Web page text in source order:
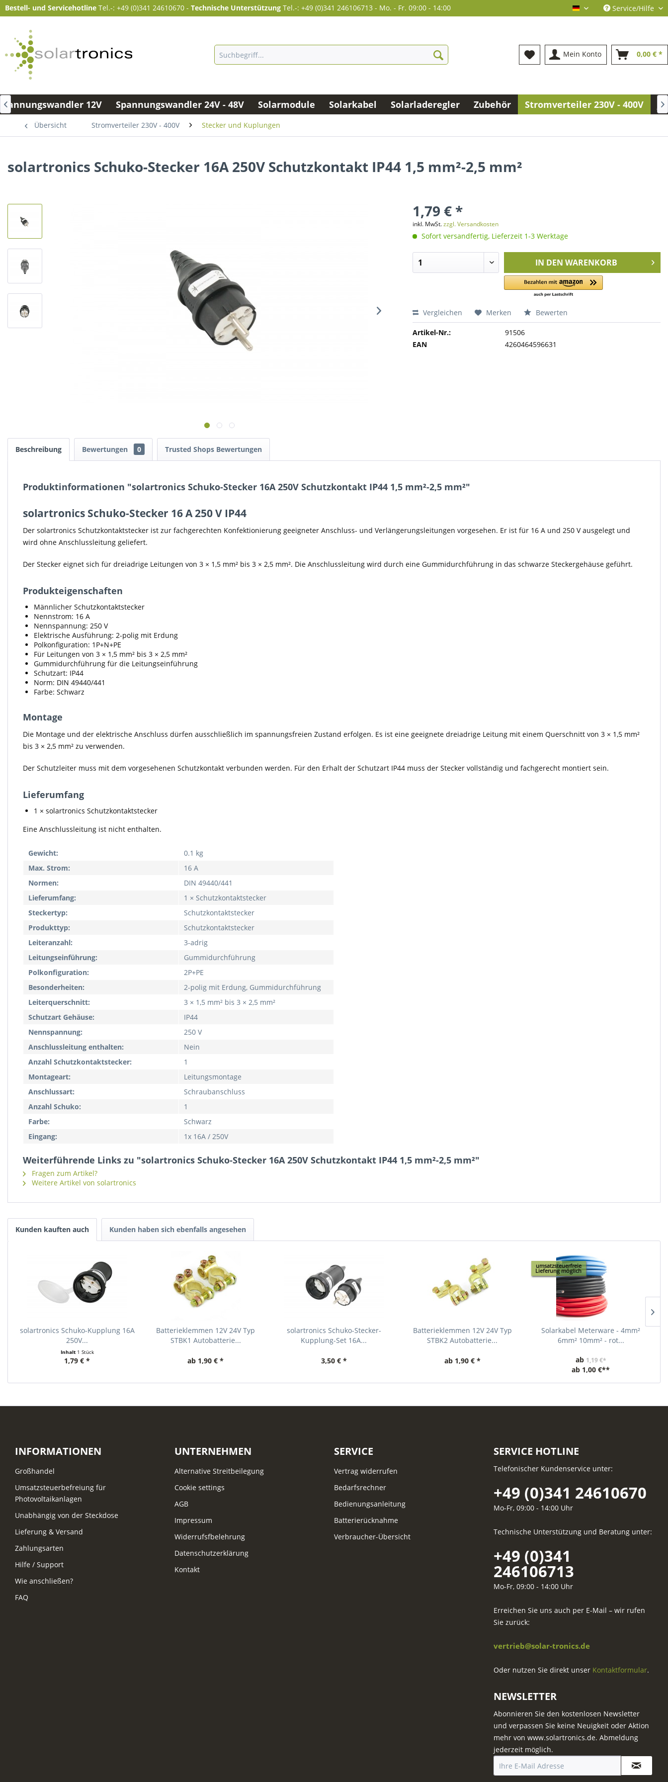
Bestell- und Servicehotline Tel.-: +49 (0)341 24610670 - Technische Unterstützung Tel.-: +49 (0)341 246106713 - Mo. - Fr. 09:00 - 14:00 deutsch Service/Hilfe
Mein Konto 0,00 € *
12V Spannungswandler 24V - 48V Solarmodule Solarkabel Solarladeregler Zubehör Stromverteiler 230V - 400V
 
Übersicht Stromverteiler 230V - 400V Stecker und Kuplungen
solartronics Schuko-Stecker 16A 250V Schutzkontakt IP44 1,5 mm²-2,5 mm²
1,79 € *
inkl. MwSt.zzgl. Versandkosten
Sofort versandfertig, Lieferzeit 1-3 Werktage
IN DEN WARENKORB
Vergleichen Merken Bewerten
Artikel-Nr.:
91506
EAN
4260464596631
Beschreibung Bewertungen 0 Trusted Shops Bewertungen
Produktinformationen "solartronics Schuko-Stecker 16A 250V Schutzkontakt IP44 1,5 mm²-2,5 mm²"
solartronics Schuko-Stecker 16 A 250 V IP44
Der solartronics Schutzkontaktstecker ist zur fachgerechten Konfektionierung geeigneter Anschluss- und Verlängerungsleitungen vorgesehen. Er ist für 16 A und 250 V ausgelegt und
wird ohne Anschlussleitung geliefert.
Der Stecker eignet sich für dreiadrige Leitungen von 3 × 1,5 mm² bis 3 × 2,5 mm². Die Anschlussleitung wird durch eine Gummidurchführung in das schwarze Steckergehäuse geführt.
Produkteigenschaften
Männlicher Schutzkontaktstecker
Nennstrom: 16 A
Nennspannung: 250 V
Elektrische Ausführung: 2-polig mit Erdung
Polkonfiguration: 1P+N+PE
Für Leitungen von 3 × 1,5 mm² bis 3 × 2,5 mm²
Gummidurchführung für die Leitungseinführung
Schutzart: IP44
Norm: DIN 49440/441
Farbe: Schwarz
Montage
Die Montage und der elektrische Anschluss dürfen ausschließlich im spannungsfreien Zustand erfolgen. Es ist eine geeignete dreiadrige Leitung mit einem Querschnitt von 3 × 1,5 mm²
bis 3 × 2,5 mm² zu verwenden.
Der Schutzleiter muss mit dem vorgesehenen Schutzkontakt verbunden werden. Für den Erhalt der Schutzart IP44 muss der Stecker vollständig und fachgerecht montiert sein.
Lieferumfang
1 × solartronics Schutzkontaktstecker
Eine Anschlussleitung ist nicht enthalten.
Gewicht:
0.1 kg
Max. Strom:
16 A
Normen:
DIN 49440/441
Lieferumfang:
1 × Schutzkontaktstecker
Steckertyp:
Schutzkontaktstecker
Produkttyp:
Schutzkontaktstecker
Leiteranzahl:
3-adrig
Leitungseinführung:
Gummidurchführung
Polkonfiguration:
2P+PE
Besonderheiten:
2-polig mit Erdung, Gummidurchführung
Leiterquerschnitt:
3 × 1,5 mm² bis 3 × 2,5 mm²
Schutzart Gehäuse:
IP44
Nennspannung:
250 V
Anschlussleitung enthalten:
Nein
Anzahl Schutzkontaktstecker:
1
Montageart:
Leitungsmontage
Anschlussart:
Schraubanschluss
Anzahl Schuko:
1
Farbe:
Schwarz
Eingang:
1x 16A / 250V
Weiterführende Links zu "solartronics Schuko-Stecker 16A 250V Schutzkontakt IP44 1,5 mm²-2,5 mm²"
Fragen zum Artikel?
Weitere Artikel von solartronics
Kunden kauften auch Kunden haben sich ebenfalls angesehen
solartronics Schuko-Kupplung 16A
250V...
Inhalt 1 Stück
1,79 € *
Batterieklemmen 12V 24V Typ
STBK1 Autobatterie...
ab 1,90 € *
solartronics Schuko-Stecker-
Kupplung-Set 16A...
3,50 € *
Batterieklemmen 12V 24V Typ
STBK2 Autobatterie...
ab 1,90 € *
umsatzsteuerfreie
Lieferung möglich
Solarkabel Meterware - 4mm²
6mm² 10mm² - rot...
ab 1,19 €*
ab 1,00 €**
INFORMATIONEN
Großhandel
Umsatzsteuerbefreiung für
Photovoltaikanlagen
Unabhängig von der Steckdose
Lieferung & Versand
Zahlungsarten
Hilfe / Support
Wie anschließen?
FAQ
UNTERNEHMEN
Alternative Streitbeilegung
Cookie settings
AGB
Impressum
Widerrufsfbelehrung
Datenschutzerklärung
Kontakt
SERVICE
Vertrag widerrufen
Bedarfsrechner
Bedienungsanleitung
Batterierücknahme
Verbraucher-Übersicht
SERVICE HOTLINE
Telefonischer Kundenservice unter:
+49 (0)341 24610670
Mo-Fr, 09:00 - 14:00 Uhr
Technische Unterstützung und Beratung unter:
+49 (0)341
246106713
Mo-Fr, 09:00 - 14:00 Uhr
Erreichen Sie uns auch per E-Mail – wir rufen
Sie zurück:
vertrieb@solar-tronics.de
Oder nutzen Sie direkt unser Kontaktformular.
NEWSLETTER
Abonnieren Sie den kostenlosen Newsletter
und verpassen Sie keine Neuigkeit oder Aktion
mehr von www.solartronics.de. Abmeldung
jederzeit möglich.